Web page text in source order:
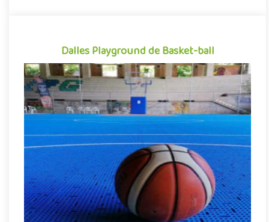
Dalles Playground de Basket-ball
Dalles Playground de Basket-ball
Revêtement de sol sportif sous forme de dalles clipsables en
polypropylène, Flexipads Basket se démarque par sa grande
facili..
Indiquez la surface en m²